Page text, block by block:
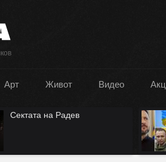
Арт Живот Видео
Руската нация има ли право